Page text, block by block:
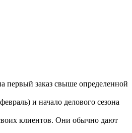
заказ свыше определенной
и начало делового сезона
клиентов. Они обычно дают